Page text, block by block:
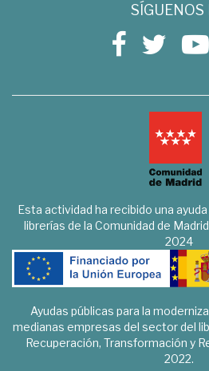
SÍGUENOS
Esta actividad ha recibido una
librerías de la Comunidad de
2024
Ayudas públicas para la
medianas empresas del sector del
Recuperación, Transformación y
2022.